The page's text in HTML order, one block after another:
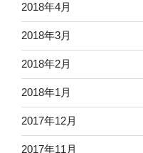
2018年4月
2018年3月
2018年2月
2018年1月
2017年12月
2017年11月